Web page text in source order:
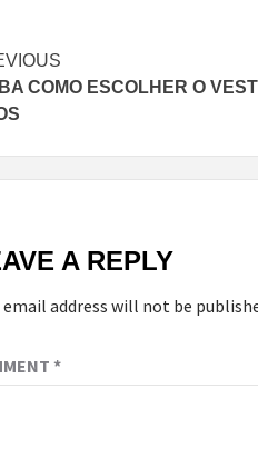
COMO ESCOLHER O
A REPLY
email address will not be
*